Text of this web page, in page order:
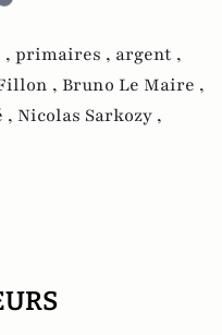
, primaires , argent ,
, Bruno Le Maire ,
, Nicolas Sarkozy ,